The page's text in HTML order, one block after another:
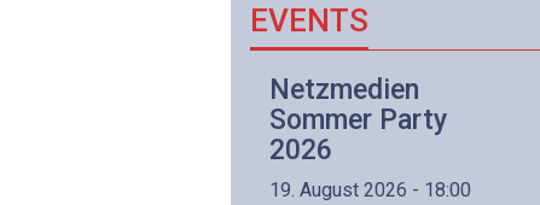
EVENTS
Netzmedien
Sommer Party
2026
19. August 2026 - 18:00